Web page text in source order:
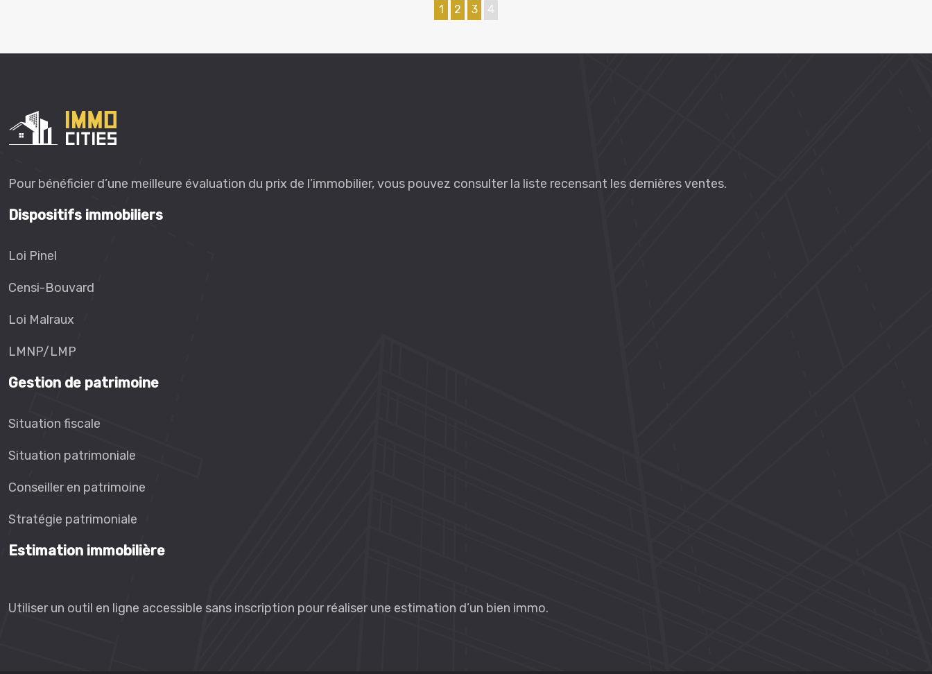
1 2 3 4
Pour bénéficier d’une meilleure évaluation du prix de l’immobilier, vous pouvez consulter la liste recensant les dernières ventes.
Dispositifs immobiliers
Loi Pinel
Censi-Bouvard
Loi Malraux
LMNP/LMP
Gestion de patrimoine
Situation fiscale
Situation patrimoniale
Conseiller en patrimoine
Stratégie patrimoniale
Estimation immobilière
Utiliser un outil en ligne accessible sans inscription pour réaliser une estimation d’un bien immo.